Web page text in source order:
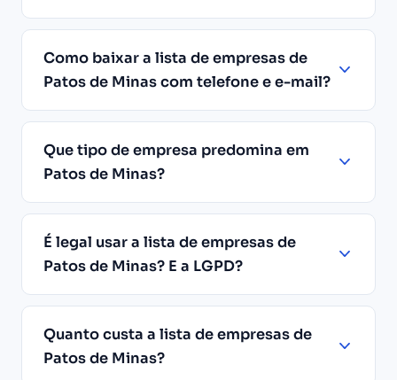
Como baixar a lista de empresas de
Patos de Minas com telefone e e-mail?
Que tipo de empresa predomina em
Patos de Minas?
É legal usar a lista de empresas de
Patos de Minas? E a LGPD?
Quanto custa a lista de empresas de
Patos de Minas?